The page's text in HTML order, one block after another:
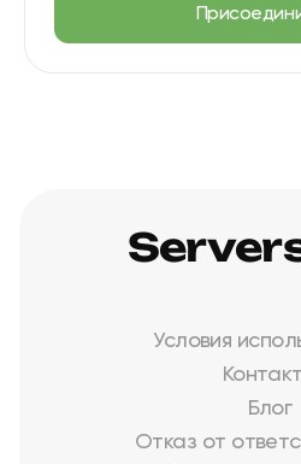
Условия
Блог
Отказ от